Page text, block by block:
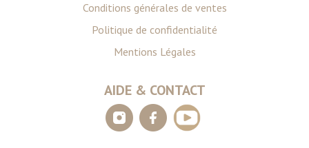
Conditions générales de ventes
Politique de confidentialité
Mentions Légales
AIDE & CONTACT